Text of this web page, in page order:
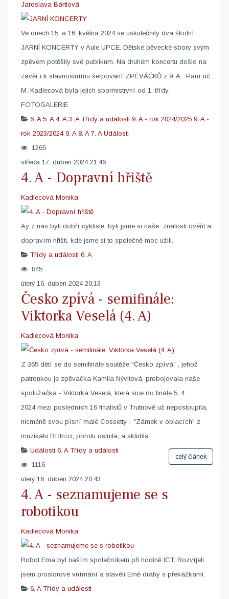
Jaroslava Bártlová
​Ve dnech 15. a 16. května 2024 se uskutečnily dva školní
JARNÍ KONCERTY v Aule UPCE. Dětské pěvecké sbory svým
zpěvem potěšily své publikum. Na druhém koncertu došlo na
závěr i k slavnostnímu šerpování ZPĚVÁČKŮ z 9. A. Paní uč.
M. Kadlecová byla jejich sbormistryní od 1. třídy.
FOTOGALERIE
6. A 5. A 4. A 3. A Třídy a události 9. A - rok 2024/2025 9. A -
rok 2023/2024 9. A 8. A 7. A Události
1265
středa 17. duben 2024 21:46
4. A - Dopravní hřiště
Kadlecová Monika
Ay z nás byli dobří cyklisté, byli jsme si naše znalosti ověřit a
dopravím hřišti, kde jsme si to společně moc užili. ​
Třídy a události 6. A
845
úterý 16. duben 2024 20:13
Česko zpívá - semifinále:
Viktorka Veselá (4. A)
Kadlecová Monika
​Z 365 dětí se do semifinále soutěže "Česko zpívá" , jehož
patronkou je zpěvačka Kamila Nývltová, probojovala naše
spolužačka - Viktorka Veselá, která sice do finále 5. 4.
2024 mezi posledních 16 finalistů v Trutnově už nepostoupila,
nicméně svou písní malé Cossetty - "Zámek v oblacích" z
muzikálu Bídníci, porotu oslnila, a sklidila ...
celý článek
Události 6. A Třídy a události
1116
úterý 16. duben 2024 20:43
4. A - seznamujeme se s
robotikou
Kadlecová Monika
Robot Ema byl naším společníkem při hodině ICT. Rozvíjeli
jsem prostorové vnímání a stavěli Emě dráhy s překážkami. ​
6. A Třídy a události